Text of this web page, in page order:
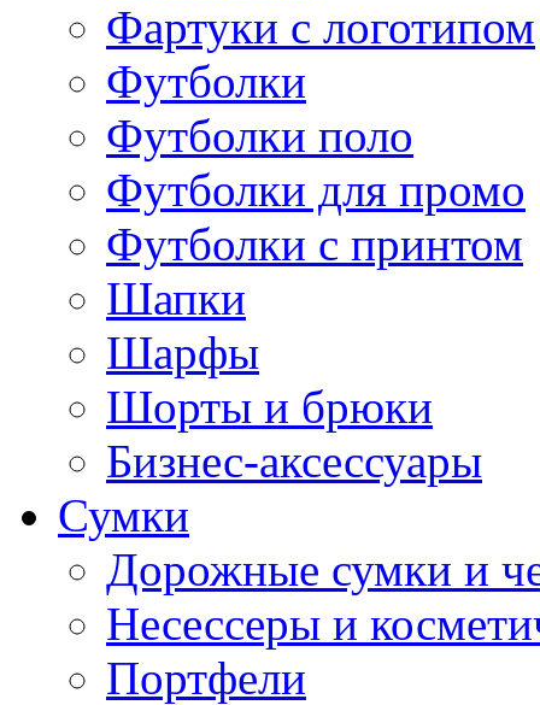
Фартуки с логотипом
Футболки
Футболки поло
Футболки для промо
Футболки с принтом
Шапки
Шарфы
Шорты и брюки
Бизнес-аксессуары
Сумки
Дорожные сумки и
Несессеры и
Портфели